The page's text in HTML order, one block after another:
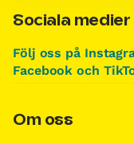
Sociala medier
Följ oss på
Facebook och
Om oss